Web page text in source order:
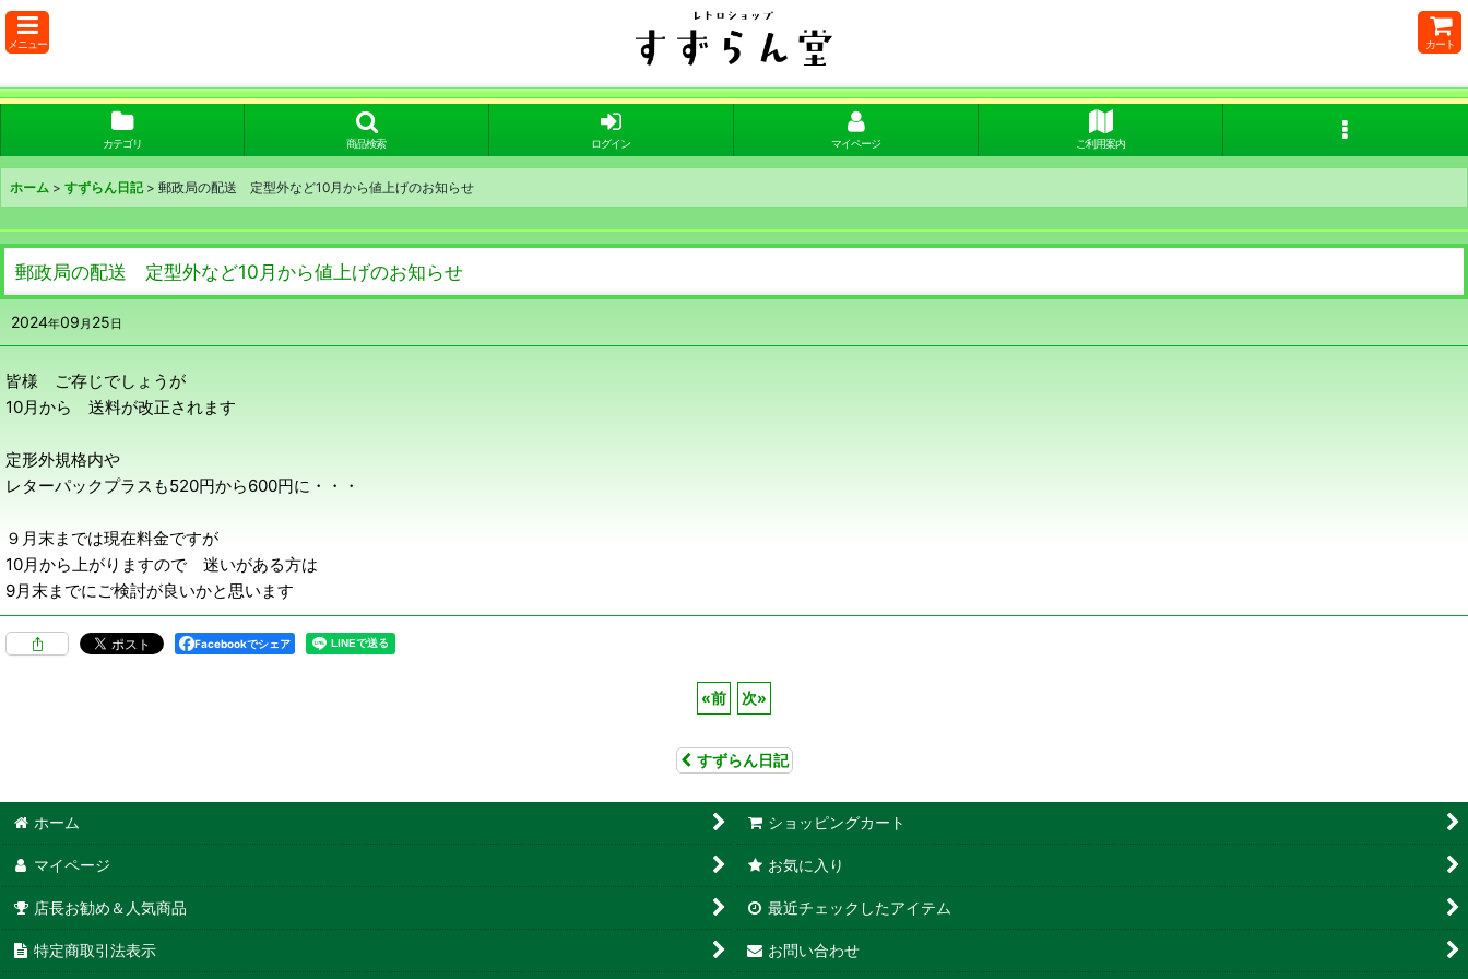
メニュー カート
カテゴリ 商品検索 ログイン マイページ ご利用案内
ホーム > すずらん日記 > 郵政局の配送 定型外など10月から値上げのお知らせ
郵政局の配送 定型外など10月から値上げのお知らせ
2024年09 月 25日
皆様 ご存じでしょうが
10月から 送料が改正されます
定形外規格内や
レターパックプラスも520円から600円に・・・
９月末までは現在料金ですが
10月から上がりますので 迷いがある方は
9月末までにご検討が良いかと思います
Facebookでシェア
«前 次»
すずらん日記
ホーム ショッピングカート
マイページ お気に入り
店長お勧め＆人気商品 最近チェックしたアイテム
特定商取引法表示 お問い合わせ